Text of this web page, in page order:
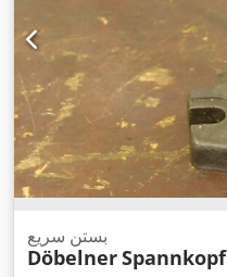
بستن سریع
DöbelnerSpannkopf